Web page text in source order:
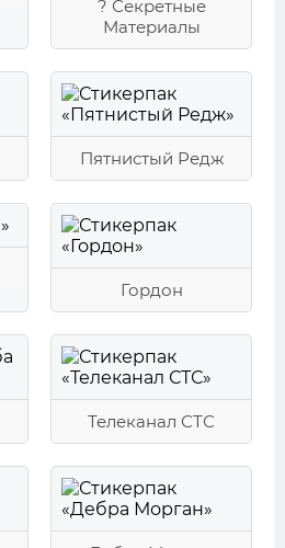
? Секретные
Материалы
Пятнистый Редж
Гордон
Телеканал СТС